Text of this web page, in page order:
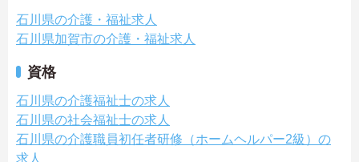
石川県の介護・福祉求人
石川県加賀市の介護・福祉求人
資格
石川県の介護福祉士の求人
石川県の社会福祉士の求人
石川県の介護職員初任者研修（ホームヘルパー2級）の
求人